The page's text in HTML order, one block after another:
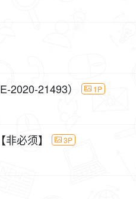
2020-21493） 1P
必须】 3P